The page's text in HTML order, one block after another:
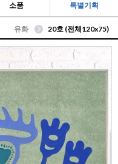
소품 특별기획
유화 20호 (전체120x75)